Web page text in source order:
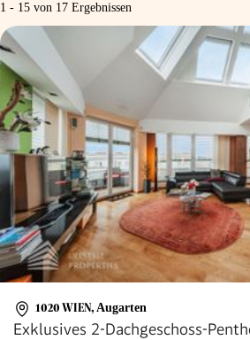
1 - 15 von 17 Ergebnissen
1020 WIEN, Augarten
Exklusives 2-Dachgeschoss-